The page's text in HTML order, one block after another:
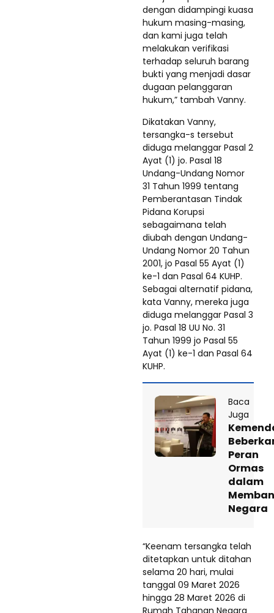
dengan didampingi kuasa
hukum masing-masing,
dan kami juga telah
melakukan verifikasi
terhadap seluruh barang
bukti yang menjadi dasar
dugaan pelanggaran
hukum,” tambah Vanny.
Dikatakan Vanny,
tersangka-s tersebut
diduga melanggar Pasal 2
Ayat (1) jo. Pasal 18
Undang-Undang Nomor
31 Tahun 1999 tentang
Pemberantasan Tindak
Pidana Korupsi
sebagaimana telah
diubah dengan Undang-
Undang Nomor 20 Tahun
2001, jo Pasal 55 Ayat (1)
ke-1 dan Pasal 64 KUHP.
Sebagai alternatif pidana,
kata Vanny, mereka juga
diduga melanggar Pasal 3
jo. Pasal 18 UU No. 31
Tahun 1999 jo Pasal 55
Ayat (1) ke-1 dan Pasal 64
KUHP.
Baca
Juga
Peran
Ormas
dalam
Negara
“Keenam tersangka telah
ditetapkan untuk ditahan
selama 20 hari, mulai
tanggal 09 Maret 2026
hingga 28 Maret 2026 di